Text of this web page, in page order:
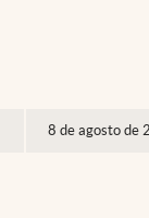
8 de agosto de